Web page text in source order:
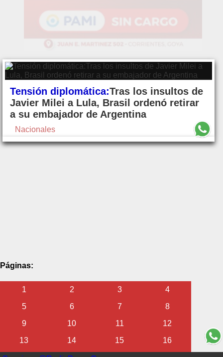
Tensión diplomática:Tras los insultos de
Javier Milei a Lula, Brasil ordenó retirar
a su embajador de Argentina
Nacionales
Páginas:
1 2 3
4
5
6 7
8
9
10 11
12
13
14 15
16